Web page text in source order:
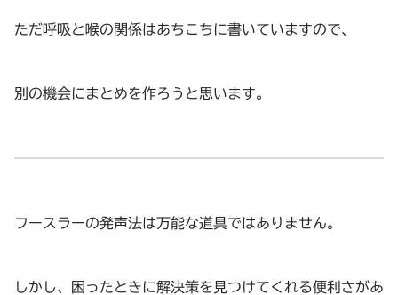
ただ呼吸と喉の関係はあちこちに書いていますので、
別の機会にまとめを作ろうと思います。
フースラーの発声法は万能な道具ではありません。
しかし、困ったときに解決策を見つけてくれる便利さがあ